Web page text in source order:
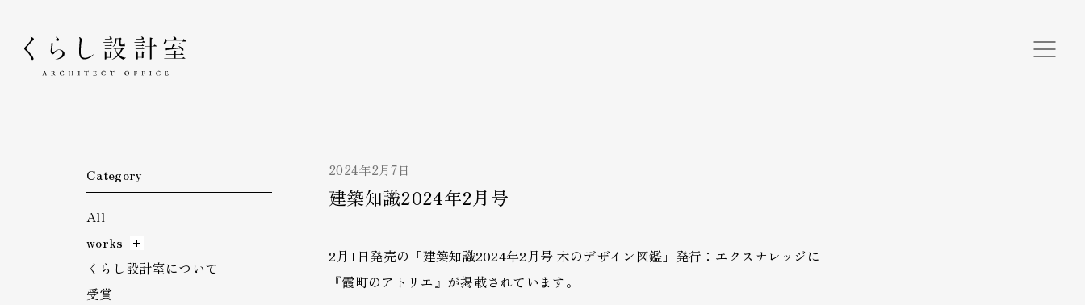
2024年2月7日
建築知識2024年2月号
2月1日発売の「建築知識2024年2月号 木のデザイン図鑑」発行：エクスナレッジに
『霞町のアトリエ』が掲載されています。
Category
All
works
くらし設計室について
受賞